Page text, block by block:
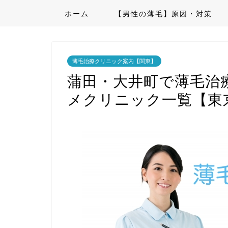
ホーム 【男性の薄毛】原因・対策
薄毛治療クリニック案内【関東】
蒲田・大井町で薄毛
メクリニック一覧【東